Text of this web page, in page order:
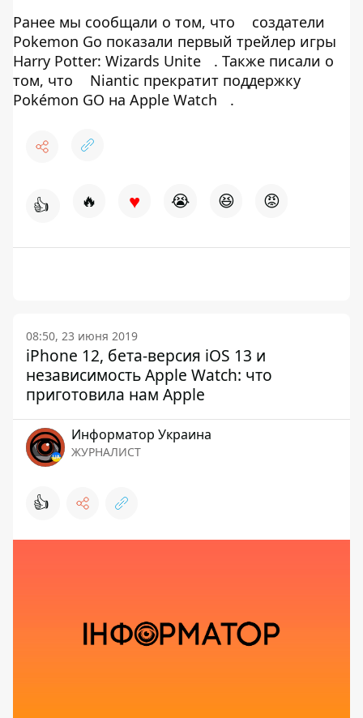
Ранее мы сообщали о том, что
создатели
Pokemon Gо показали первый трейлер игры
Harry Potter: Wizards Unite
. Также писали о
том, что
Niantic прекратит поддержку
Pokémon GO на Apple Watch
.
👍 🔥 ♥ 😭 😆 😡
08:50, 23 июня 2019
iPhone 12, бета-версия iOS 13 и
независимость Apple Watch: что
приготовила нам Apple
Информатор Украина
ЖУРНАЛИСТ
👍